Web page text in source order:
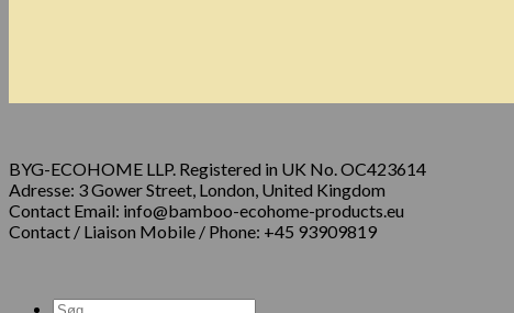
BYG-ECOHOME LLP. Registered in UK No. OC423614
Adresse: 3 Gower Street, London, United Kingdom
Contact Email: info@bamboo-ecohome-products.eu
Contact / Liaison Mobile / Phone: +45 93909819